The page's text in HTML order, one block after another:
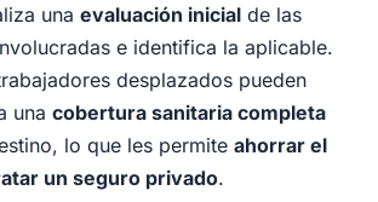
unaevaluación inicial de las
e identifica la aplicable.
desplazados pueden
unacobertura sanitaria completa
lo que les permiteahorrar el
un seguro privado.